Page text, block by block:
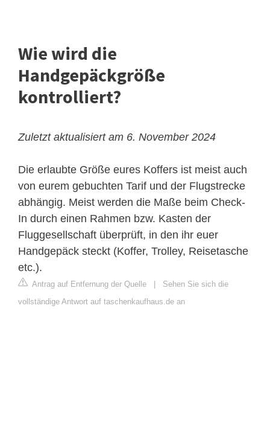
Wie wird die
Handgepäckgröße
kontrolliert?
Zuletzt aktualisiert am 6. November 2024
Die erlaubte Größe eures Koffers ist meist auch
von eurem gebuchten Tarif und der Flugstrecke
abhängig. Meist werden die Maße beim Check-
In durch einen Rahmen bzw. Kasten der
Fluggesellschaft überprüft, in den ihr euer
Handgepäck steckt (Koffer, Trolley, Reisetasche
etc.).
Antrag auf Entfernung der Quelle
Sehen Sie sich die
vollständige Antwort auf taschenkaufhaus.de an